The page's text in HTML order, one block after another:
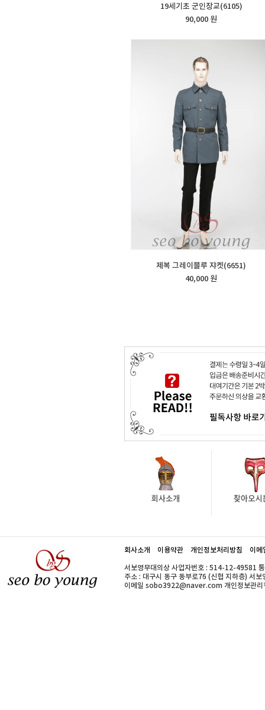
19세기초 군인장교(6105)
90,000 원
제복 그레이블루 쟈켓(6651)
40,000 원
회사소개 이용약관 개인정보처리방침 이메
서보영무대의상 사업자번호 : 514-12-49581
주소 : 대구시 동구 동부로76 (신협 지하층)
이메일 sobo3922@naver.com 개인정보관리